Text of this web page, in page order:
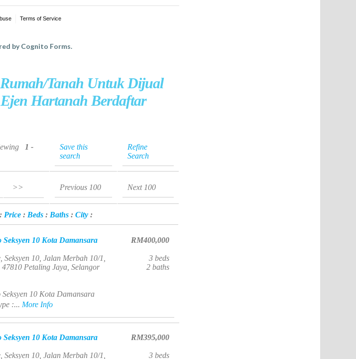
Tanah Untuk Dijual
Hartanah Berdaftar
1 -
Save this
search
Refine
Search
>> Previous 100 Next 100
Price: Beds: Baths: City:
Seksyen 10 Kota Damansara
Seksyen 10, Jalan Merbah 10/1,
Petaling Jaya, Selangor
10 Kota Damansara
:... More Info
RM400,000
3 beds
2 baths
Seksyen 10 Kota Damansara
Seksyen 10, Jalan Merbah 10/1,
RM395,000
3 beds